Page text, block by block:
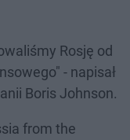
Rosję od
- napisał
Boris Johnson.
from the